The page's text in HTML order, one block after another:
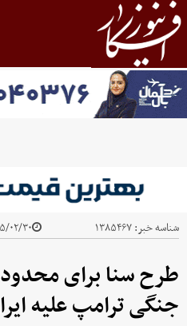
شناسه خبر:۱۳۸۵۴۶۷ ۱۴۰۵/۰۲/۳۰
طرح سنا برای
جنگی ترامپ علیه